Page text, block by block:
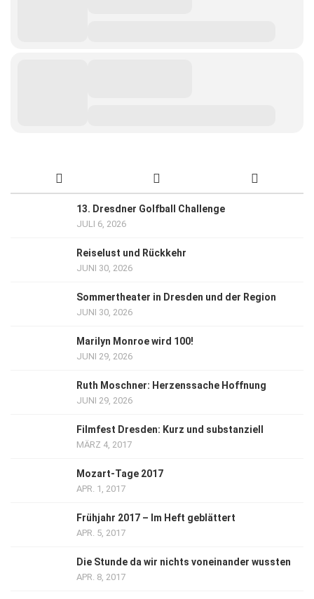
13. Dresdner Golfball Challenge
JULI 6, 2026
Reiselust und Rückkehr
JUNI 30, 2026
Sommertheater in Dresden und der Region
JUNI 30, 2026
Marilyn Monroe wird 100!
JUNI 29, 2026
Ruth Moschner: Herzenssache Hoffnung
JUNI 29, 2026
Filmfest Dresden: Kurz und substanziell
MÄRZ 4, 2017
Mozart-Tage 2017
APR. 1, 2017
Frühjahr 2017 – Im Heft geblättert
APR. 5, 2017
Die Stunde da wir nichts voneinander wussten
APR. 8, 2017